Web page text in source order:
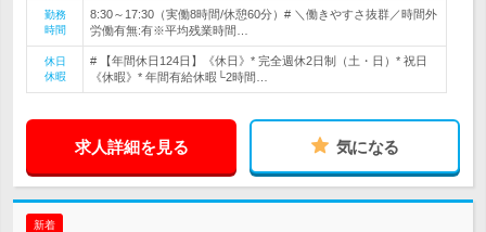
勤務
時間
8:30～17:30（実働8時間/休憩60分）# ＼働きやすさ抜群／時間外
労働有無:有※平均残業時間…
休日
休暇
# 【年間休日124日】《休日》* 完全週休2日制（土・日）* 祝日
《休暇》* 年間有給休暇└2時間…
求人詳細を見る 気になる
新着